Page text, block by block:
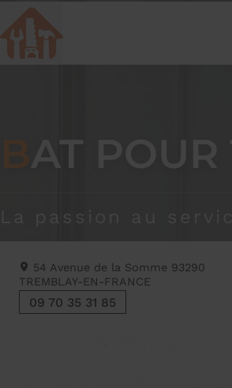
BAT
La passion au
54 Avenue de la Somme 93290
TREMBLAY-EN-FRANCE
09 70 35 31 85